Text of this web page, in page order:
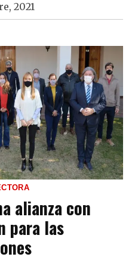
2021
alianza con
para las